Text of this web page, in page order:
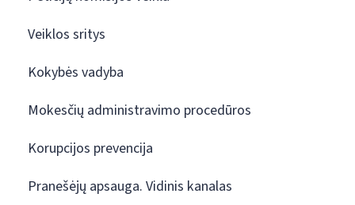
Veiklos sritys
Kokybės vadyba
Mokesčių administravimo procedūros
Korupcijos prevencija
Pranešėjų apsauga. Vidinis kanalas